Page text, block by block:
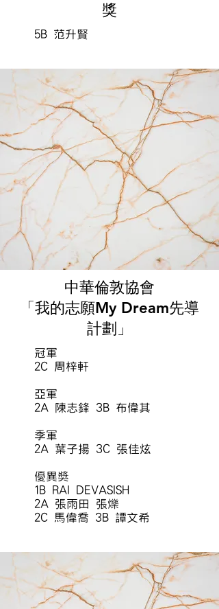
獎
5B 范升賢
中華倫敦協會
「我的志願My Dream先導
計劃」
冠軍
2C
周梓軒
亞軍
2A 陳志鋒 3B 布偉其
季軍
2A 葉子揚 3C 張佳炫
優異獎
1B RAI DEVASISH
2A 張雨田 張爍
2C 馬偉喬 3B 譚文希